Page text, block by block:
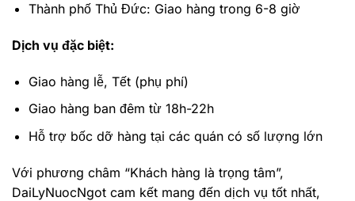
Thành phố Thủ Đức: Giao hàng trong 6-8 giờ
Dịch vụ đặc biệt:
Giao hàng lễ, Tết (phụ phí)
Giao hàng ban đêm từ 18h-22h
Hỗ trợ bốc dỡ hàng tại các quán có số lượng lớn
Với phương châm “Khách hàng là trọng tâm”,
DaiLyNuocNgot cam kết mang đến dịch vụ tốt nhất,